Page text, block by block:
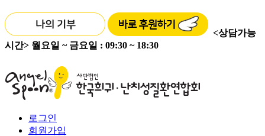
<상담가능
시간> 월요일 ~ 금요일 : 09:30 ~ 18:30
로그인
회원가입